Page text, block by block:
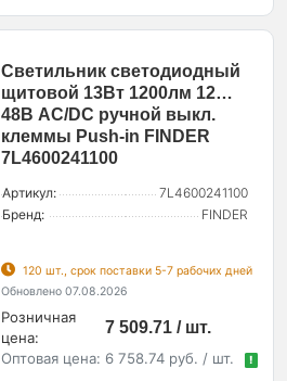
Светильник светодиодный
щитовой 13Вт 1200лм 12…
48В AC/DC ручной выкл.
клеммы Push-in FINDER
7L4600241100
Артикул:
7L4600241100
Бренд:
FINDER
120 шт., срок поставки 5-7 рабочих дней
Обновлено 07.08.2026
Розничная
цена:
7 509.71 / шт.
Оптовая цена: 6 758.74 руб. / шт. !